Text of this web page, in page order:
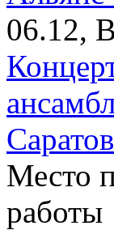
06.12,
Саратов
Место
работы